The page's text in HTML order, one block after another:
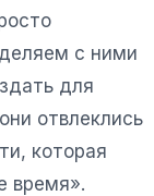
с ними
для
отвлеклись
которая
время».